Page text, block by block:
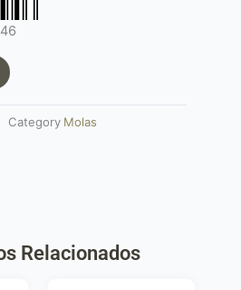
Category Molas
Relacionados